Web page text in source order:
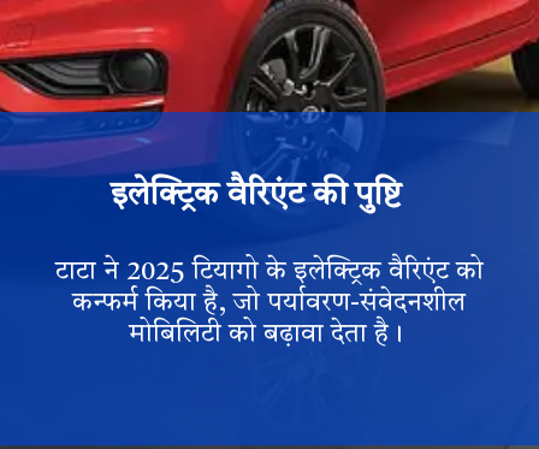
इलेक्ट्रिक वैरिएंट की पुष्टि
टाटा ने 2025 टियागो के इलेक्ट्रिक वैरिएंट को
कन्फर्म किया है, जो पर्यावरण-संवेदनशील
मोबिलिटी को बढ़ावा देता है।